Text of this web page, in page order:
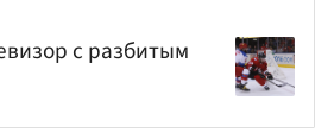
с разбитым